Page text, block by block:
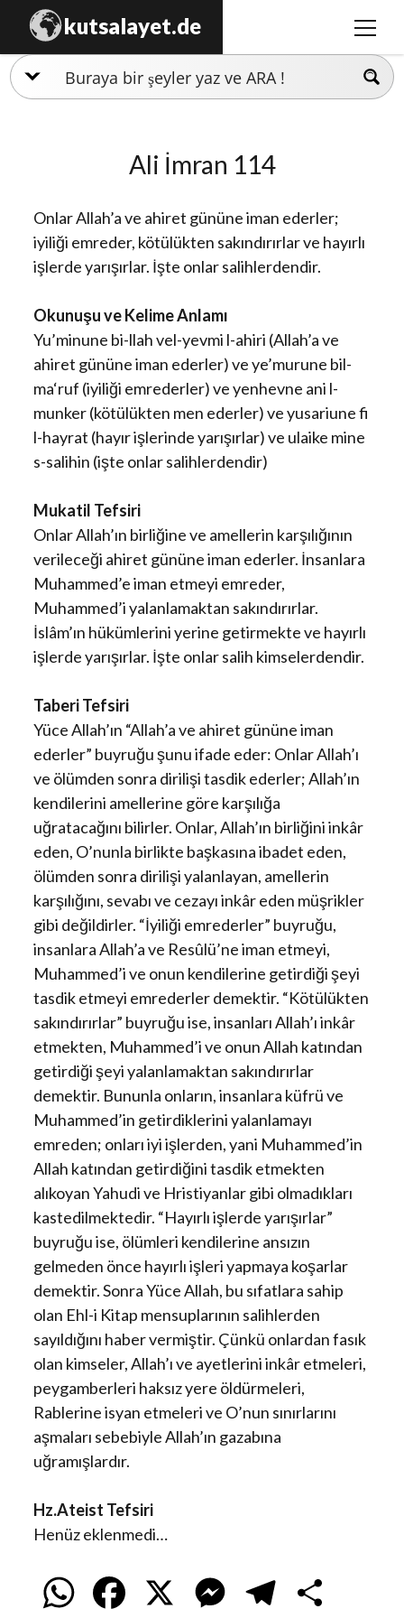
kutsalayet.de
m
İslamiyet
Ezidilik
Hinduizm
Ali İmran 114
Onlar Allah’a ve ahiret gününe iman ederler;
iyiliği emreder, kötülükten sakındırırlar ve hayırlı
işlerde yarışırlar. İşte onlar salihlerdendir.
Okunuşu ve Kelime Anlamı
Yu’minune bi-llah vel-yevmi l-ahiri (Allah’a ve
ahiret gününe iman ederler) ve ye’murune bil-
ma‘ruf (iyiliği emrederler) ve yenhevne ani l-
munker (kötülükten men ederler) ve yusariune fi
l-hayrat (hayır işlerinde yarışırlar) ve ulaike mine
s-salihin (işte onlar salihlerdendir)
Mukatil Tefsiri
Onlar Allah’ın birliğine ve amellerin karşılığının
verileceği ahiret gününe iman ederler. İnsanlara
Muhammed’e iman etmeyi emreder,
Muhammed’i yalanlamaktan sakındırırlar.
İslâm’ın hükümlerini yerine getirmekte ve hayırlı
işlerde yarışırlar. İşte onlar salih kimselerdendir.
Taberi Tefsiri
Yüce Allah’ın “Allah’a ve ahiret gününe iman
ederler” buyruğu şunu ifade eder: Onlar Allah’ı
ve ölümden sonra dirilişi tasdik ederler; Allah’ın
kendilerini amellerine göre karşılığa
uğratacağını bilirler. Onlar, Allah’ın birliğini inkâr
eden, O’nunla birlikte başkasına ibadet eden,
ölümden sonra dirilişi yalanlayan, amellerin
karşılığını, sevabı ve cezayı inkâr eden müşrikler
gibi değildirler. “İyiliği emrederler” buyruğu,
insanlara Allah’a ve Resûlü’ne iman etmeyi,
Muhammed’i ve onun kendilerine getirdiği şeyi
tasdik etmeyi emrederler demektir. “Kötülükten
sakındırırlar” buyruğu ise, insanları Allah’ı inkâr
etmekten, Muhammed’i ve onun Allah katından
getirdiği şeyi yalanlamaktan sakındırırlar
demektir. Bununla onların, insanlara küfrü ve
Muhammed’in getirdiklerini yalanlamayı
emreden; onları iyi işlerden, yani Muhammed’in
Allah katından getirdiğini tasdik etmekten
alıkoyan Yahudi ve Hristiyanlar gibi olmadıkları
kastedilmektedir. “Hayırlı işlerde yarışırlar”
buyruğu ise, ölümleri kendilerine ansızın
gelmeden önce hayırlı işleri yapmaya koşarlar
demektir. Sonra Yüce Allah, bu sıfatlara sahip
olan Ehl-i Kitap mensuplarının salihlerden
sayıldığını haber vermiştir. Çünkü onlardan fasık
olan kimseler, Allah’ı ve ayetlerini inkâr etmeleri,
peygamberleri haksız yere öldürmeleri,
Rablerine isyan etmeleri ve O’nun sınırlarını
aşmaları sebebiyle Allah’ın gazabına
uğramışlardır.
Hz.Ateist Tefsiri
Henüz eklenmedi…
W M